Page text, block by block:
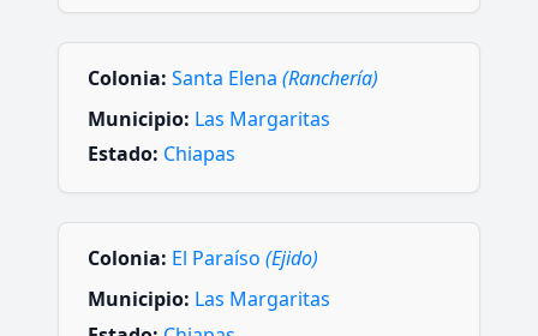
Colonia: Santa Elena (Ranchería)
Municipio: Las Margaritas
Estado: Chiapas
Colonia: El Paraíso (Ejido)
Municipio: Las Margaritas